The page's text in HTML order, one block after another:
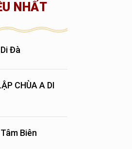
NHẤT
Đà
CHÙA A DI
Biên